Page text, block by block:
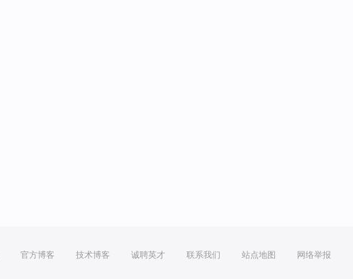
官方博客 技术博客 诚聘英才 联系我们 站点地图 网络举报